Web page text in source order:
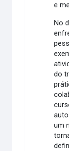
e
No
do
um